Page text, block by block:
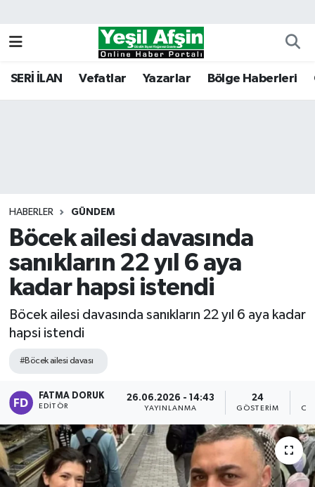
SERİ İLAN Vefatlar Yazarlar Bölge Haberleri
HABERLER GÜNDEM
Böcek ailesi davasında
sanıkların 22 yıl 6 aya
kadar hapsi istendi
Böcek ailesi davasında sanıkların 22 yıl 6 aya kadar
hapsi istendi
#Böcek ailesi davası
FATMA DORUK
EDITÖR
26.06.2026 - 14:43
YAYINLANMA
24
GÖSTERIM
Kahramanmaraş Nöbetçi Eczaneler
Tüm Manşetler
Son Dakika Haberleri